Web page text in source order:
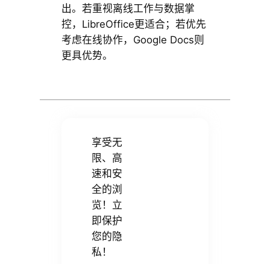
出。若重视离线工作与数据掌
控，LibreOffice更适合；若优先
考虑在线协作，Google Docs则
更具优势。
享受无
限、高
速和安
全的浏
览！立
即保护
您的隐
私！